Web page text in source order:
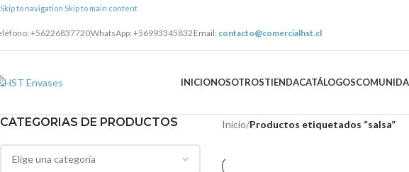
Skip to navigation Skip to main content
+56226837720WhatsApp: +56993345832 Email: contacto@comercialhst.cl
INICIONOSOTROSTIENDACATÁLOGOS
CATEGORIAS DE PRODUCTOS Inicio/Productos etiquetados “salsa”